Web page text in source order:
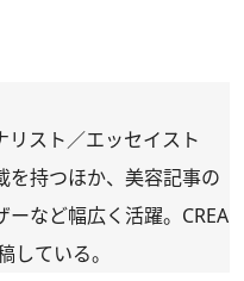
スト／エッセイスト
を持つほか、美容記事の
など幅広く活躍。CREA
している。